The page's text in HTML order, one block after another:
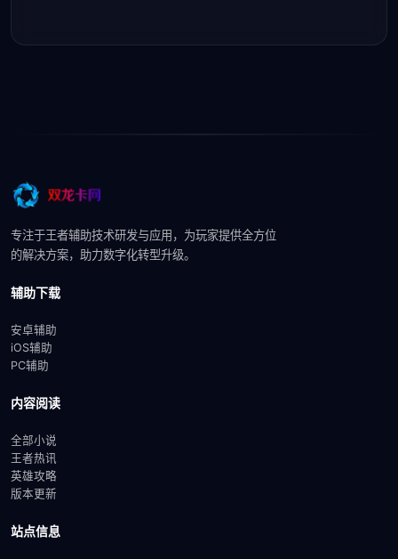
专注于王者辅助技术研发与应用，为玩家提供全方位
的解决方案，助力数字化转型升级。
辅助下载
安卓辅助
iOS辅助
PC辅助
内容阅读
全部小说
王者热讯
英雄攻略
版本更新
站点信息